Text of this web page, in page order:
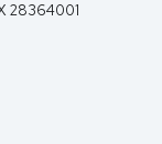
28364001